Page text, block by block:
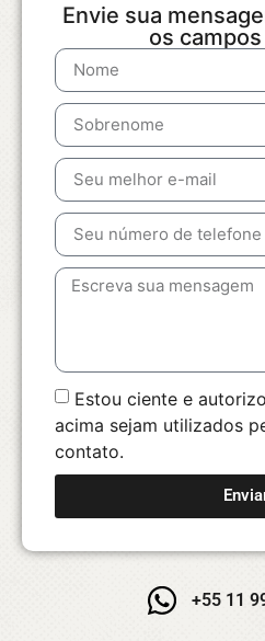
Envie sua
os
Estou ciente e
acima sejam utilizados
contato.
+55 11